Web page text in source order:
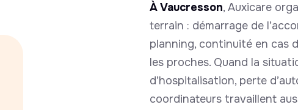
À Vaucresson, Auxicare
terrain : démarrage de
planning, continuité en cas
les proches. Quand la
d’hospitalisation, perte
coordinateurs travaillent